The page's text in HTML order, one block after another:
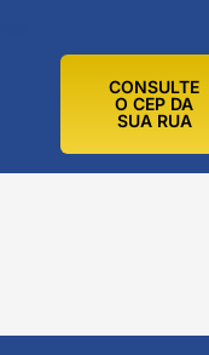
CONSULTE
O CEP DA
SUA RUA